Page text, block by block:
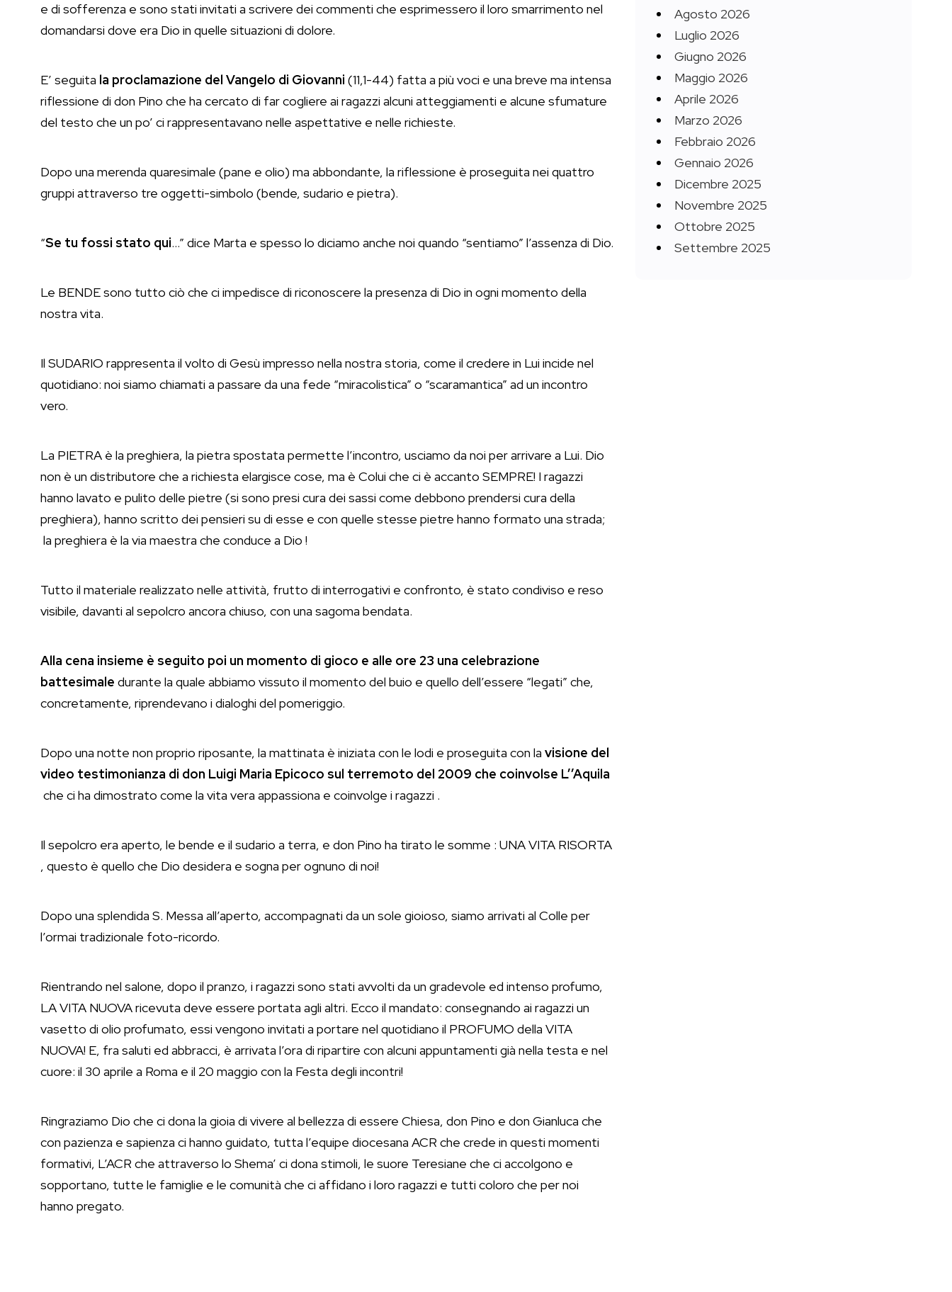
e di sofferenza e sono stati invitati a scrivere dei commenti che esprimessero il loro smarrimento nel
domandarsi dove era Dio in quelle situazioni di dolore.
E’ seguita la proclamazione del Vangelo di Giovanni (11,1-44) fatta a più voci e una breve ma intensa
riflessione di don Pino che ha cercato di far cogliere ai ragazzi alcuni atteggiamenti e alcune sfumature
del testo che un po’ ci rappresentavano nelle aspettative e nelle richieste.
Dopo una merenda quaresimale (pane e olio) ma abbondante, la riflessione è proseguita nei quattro
gruppi attraverso tre oggetti-simbolo (bende, sudario e pietra).
“Se tu fossi stato qui…” dice Marta e spesso lo diciamo anche noi quando “sentiamo” l’assenza di Dio.
Le BENDE sono tutto ciò che ci impedisce di riconoscere la presenza di Dio in ogni momento della
nostra vita.
Il SUDARIO rappresenta il volto di Gesù impresso nella nostra storia, come il credere in Lui incide nel
quotidiano: noi siamo chiamati a passare da una fede “miracolistica” o “scaramantica” ad un incontro
vero.
La PIETRA è la preghiera, la pietra spostata permette l’incontro, usciamo da noi per arrivare a Lui. Dio
non è un distributore che a richiesta elargisce cose, ma è Colui che ci è accanto SEMPRE! I ragazzi
hanno lavato e pulito delle pietre (si sono presi cura dei sassi come debbono prendersi cura della
preghiera), hanno scritto dei pensieri su di esse e con quelle stesse pietre hanno formato una strada;
la preghiera è la via maestra che conduce a Dio !
Tutto il materiale realizzato nelle attività, frutto di interrogativi e confronto, è stato condiviso e reso
visibile, davanti al sepolcro ancora chiuso, con una sagoma bendata.
Alla cena insieme è seguito poi un momento di gioco e alle ore 23 una celebrazione
battesimale durante la quale abbiamo vissuto il momento del buio e quello dell’essere “legati” che,
concretamente, riprendevano i dialoghi del pomeriggio.
Dopo una notte non proprio riposante, la mattinata è iniziata con le lodi e proseguita con la visione del
video testimonianza di don Luigi Maria Epicoco sul terremoto del 2009 che coinvolse L’’Aquila
che ci ha dimostrato come la vita vera appassiona e coinvolge i ragazzi .
Il sepolcro era aperto, le bende e il sudario a terra, e don Pino ha tirato le somme : UNA VITA RISORTA
, questo è quello che Dio desidera e sogna per ognuno di noi!
Dopo una splendida S. Messa all’aperto, accompagnati da un sole gioioso, siamo arrivati al Colle per
l’ormai tradizionale foto-ricordo.
Rientrando nel salone, dopo il pranzo, i ragazzi sono stati avvolti da un gradevole ed intenso profumo,
LA VITA NUOVA ricevuta deve essere portata agli altri. Ecco il mandato: consegnando ai ragazzi un
vasetto di olio profumato, essi vengono invitati a portare nel quotidiano il PROFUMO della VITA
NUOVA! E, fra saluti ed abbracci, è arrivata l’ora di ripartire con alcuni appuntamenti già nella testa e nel
cuore: il 30 aprile a Roma e il 20 maggio con la Festa degli incontri!
Ringraziamo Dio che ci dona la gioia di vivere al bellezza di essere Chiesa, don Pino e don Gianluca che
con pazienza e sapienza ci hanno guidato, tutta l’equipe diocesana ACR che crede in questi momenti
formativi, L’ACR che attraverso lo Shema’ ci dona stimoli, le suore Teresiane che ci accolgono e
sopportano, tutte le famiglie e le comunità che ci affidano i loro ragazzi e tutti coloro che per noi
hanno pregato.
Agosto 2026
Luglio 2026
Giugno 2026
Maggio 2026
Aprile 2026
Marzo 2026
Febbraio 2026
Gennaio 2026
Dicembre 2025
Novembre 2025
Ottobre 2025
Settembre 2025